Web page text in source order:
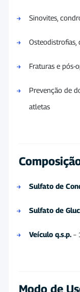
Sinovites,
Osteodistrofias,
Fraturas e pós-
Prevenção de
atletas
Sulfato de
Sulfato de
Veículo q.s.p. –
Modo de